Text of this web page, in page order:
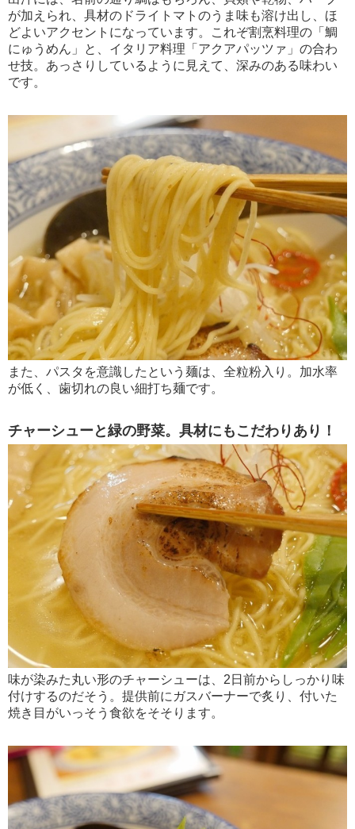
が加えられ、具材のドライトマトのうま味も溶け出し、ほ
どよいアクセントになっています。これぞ割烹料理の「鯛
にゅうめん」と、イタリア料理「アクアパッツァ」の合わ
せ技。あっさりしているように見えて、深みのある味わい
です。
また、パスタを意識したという麺は、全粒粉入り。加水率
が低く、歯切れの良い細打ち麺です。
チャーシューと緑の野菜。具材にもこだわりあり！
味が染みた丸い形のチャーシューは、2日前からしっかり味
付けするのだそう。提供前にガスバーナーで炙り、付いた
焼き目がいっそう食欲をそそります。